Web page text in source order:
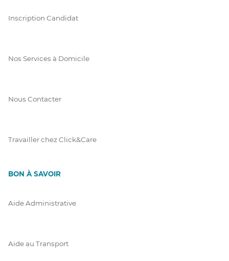
Inscription Candidat
Nos Services à Domicile
Nous Contacter
Travailler chez Click&Care
BON À SAVOIR
Aide Administrative
Aide au Transport